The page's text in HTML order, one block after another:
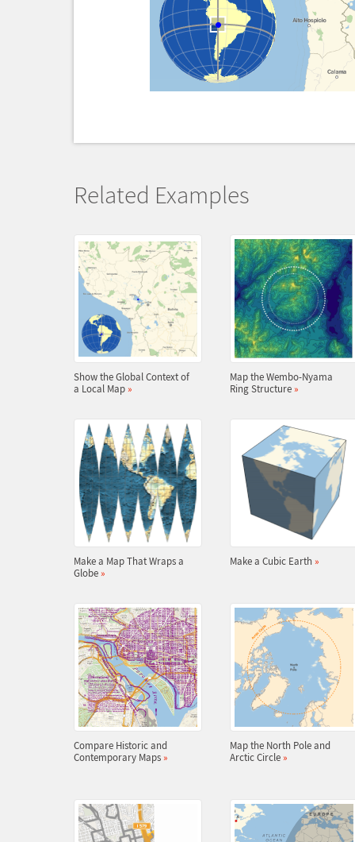
Related Examples
Show the Global Context of
a Local Map »
Map the Wembo-Nyama
Ring Structure »
Make a Map That Wraps a
Globe »
Make a Cubic Earth »
Compare Historic and
Contemporary Maps »
Map the North Pole and
Arctic Circle »